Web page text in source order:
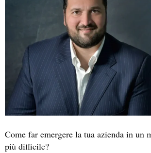
Come far emergere la tua azienda in un
più difficile?